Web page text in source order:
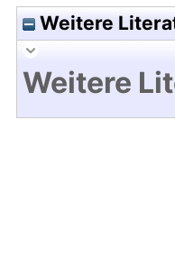
Weitere
Weitere